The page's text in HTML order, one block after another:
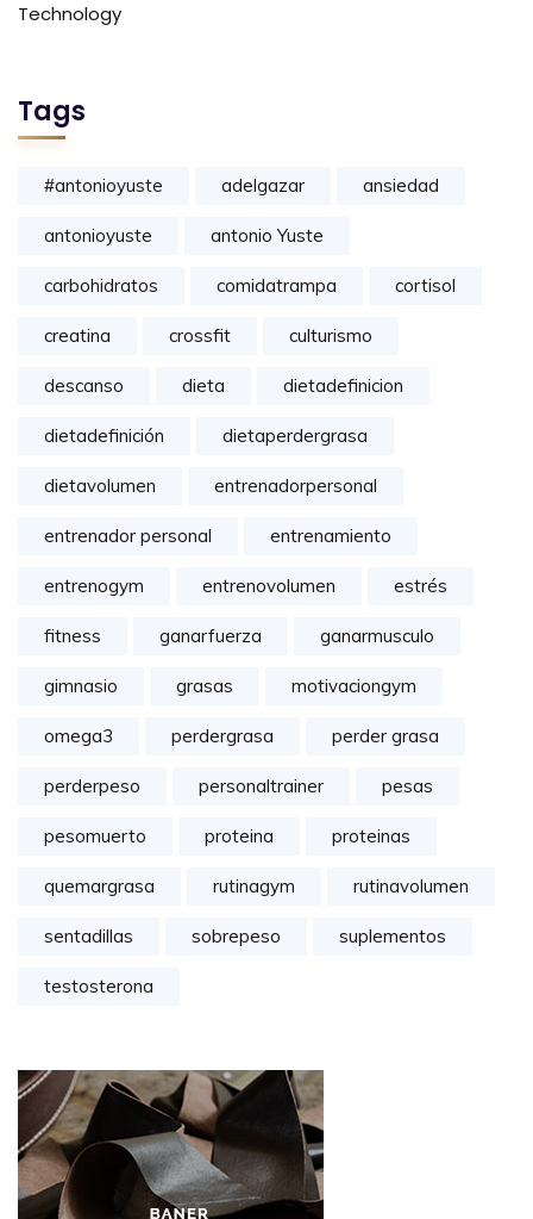
Technology
Tags
#antonioyuste adelgazar ansiedad
antonioyuste antonio Yuste
carbohidratos comidatrampa cortisol
creatina crossfit culturismo
descanso dieta dietadefinicion
dietadefinición dietaperdergrasa
dietavolumen entrenadorpersonal
entrenador personal entrenamiento
entrenogym entrenovolumen estrés
fitness ganarfuerza ganarmusculo
gimnasio grasas motivaciongym
omega3 perdergrasa perder grasa
perderpeso personaltrainer pesas
pesomuerto proteina proteinas
quemargrasa rutinagym rutinavolumen
sentadillas sobrepeso suplementos
testosterona